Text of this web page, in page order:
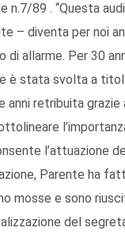
n.7/89 . “Questa
– diventa per noi
di allarme. Per 30
è stata svolta a
anni retribuita
l’attuazione
Parente ha
mosse e sono
del